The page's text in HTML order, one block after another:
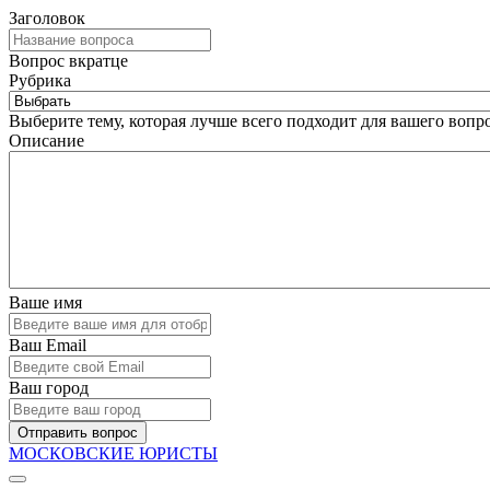
Заголовок
Вопрос вкратце
Рубрика
Выберите тему, которая лучше всего подходит для вашего
Описание
Ваше имя
Ваш Email
Ваш город
Отправить вопрос
МОСКОВСКИЕ ЮРИСТЫ